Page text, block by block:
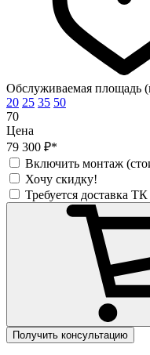
Обслуживаемая площадь
20 25 35 50
70
Цена
79 300 ₽*
Включить монтаж
Хочу скидку!
Требуется доставка ТК
Получить консультацию